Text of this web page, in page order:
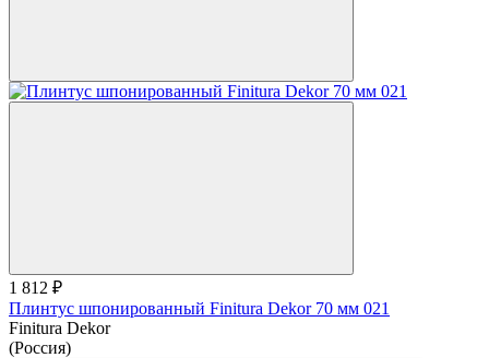
1 812 ₽
Плинтус шпонированный Finitura Dekor 70 мм 021
Finitura Dekor
(Россия)